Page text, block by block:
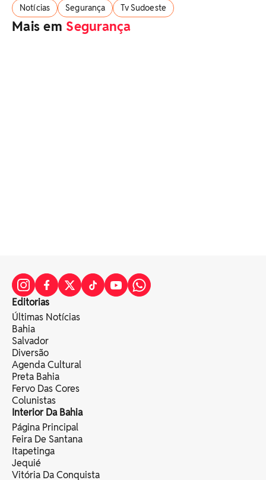
Notícias
Segurança Tv Sudoeste
Mais em Segurança
Editorias
Últimas Notícias
Bahia
Salvador
Diversão
Agenda Cultural
Preta Bahia
Fervo Das Cores
Colunistas
Interior Da Bahia
Página Principal
Feira De Santana
Itapetinga
Jequié
Vitória Da Conquista